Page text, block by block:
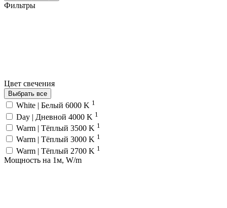
Фильтры
Цвет свечения
Выбрать все
White | Белый 6000 K 1
Day | Дневной 4000 K 1
Warm | Тёплый 3500 K 1
Warm | Тёплый 3000 K 1
Warm | Тёплый 2700 K 1
Мощность на 1м, W/m